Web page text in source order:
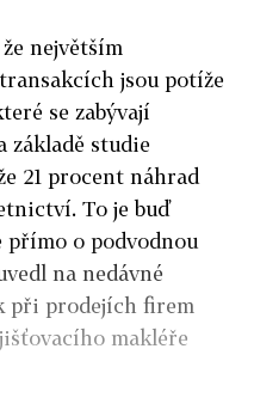
největším
jsou potíže
se zabývají
základě studie
21 procent náhrad
To je buď
přímo o podvodnou
na nedávné
při prodejích firem
makléře